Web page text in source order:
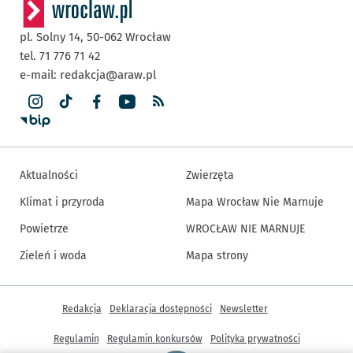
pl. Solny 14, 50-062 Wrocław
tel. 71 776 71 42
e-mail: redakcja@araw.pl
Aktualności
Klimat i przyroda
Powietrze
Zieleń i woda
Zwierzęta
Mapa Wrocław Nie Marnuje
WROCŁAW NIE MARNUJE
Mapa strony
Inne informacje
Redakcja Deklaracja dostępności Newsletter
Regulamin Regulamin konkursów Polityka prywatności